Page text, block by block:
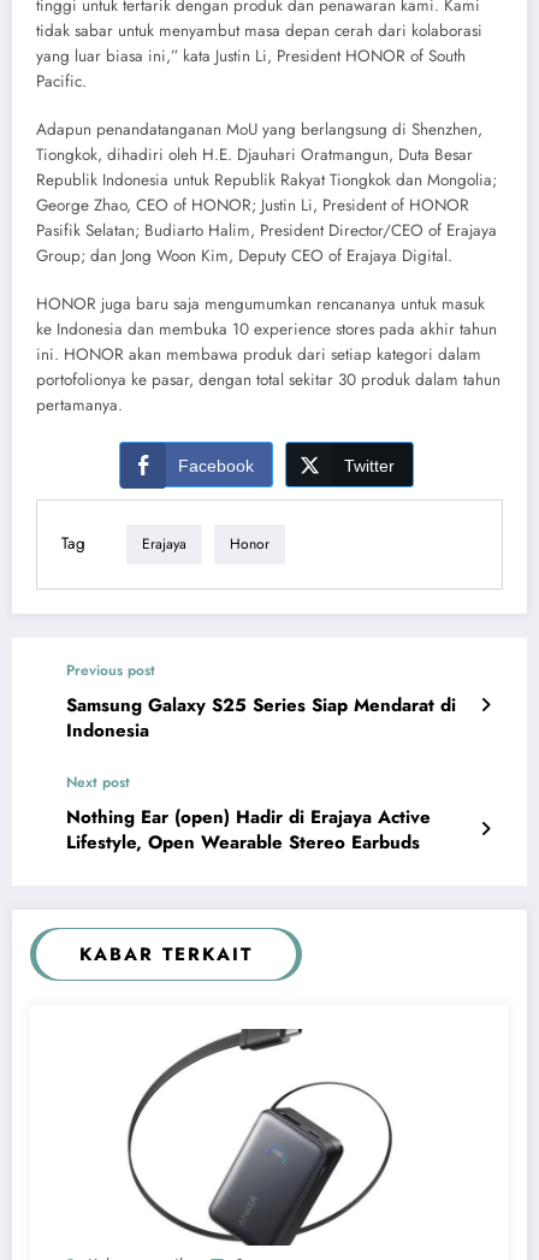
tinggi untuk tertarik dengan produk dan penawaran kami. Kami
tidak sabar untuk menyambut masa depan cerah dari kolaborasi
yang luar biasa ini,” kata Justin Li, President HONOR of South
Pacific.
Adapun penandatanganan MoU yang berlangsung di Shenzhen,
Tiongkok, dihadiri oleh H.E. Djauhari Oratmangun, Duta Besar
Republik Indonesia untuk Republik Rakyat Tiongkok dan Mongolia;
George Zhao, CEO of HONOR; Justin Li, President of HONOR
Pasifik Selatan; Budiarto Halim, President Director/CEO of Erajaya
Group; dan Jong Woon Kim, Deputy CEO of Erajaya Digital.
HONOR juga baru saja mengumumkan rencananya untuk masuk
ke Indonesia dan membuka 10 experience stores pada akhir tahun
ini. HONOR akan membawa produk dari setiap kategori dalam
portofolionya ke pasar, dengan total sekitar 30 produk dalam tahun
pertamanya.
Facebook Twitter
Tag Erajaya Honor
Previous post
Samsung Galaxy S25 Series Siap Mendarat di
Indonesia
Next post
Nothing Ear (open) Hadir di Erajaya Active
Lifestyle, Open Wearable Stereo Earbuds
KABAR TERKAIT